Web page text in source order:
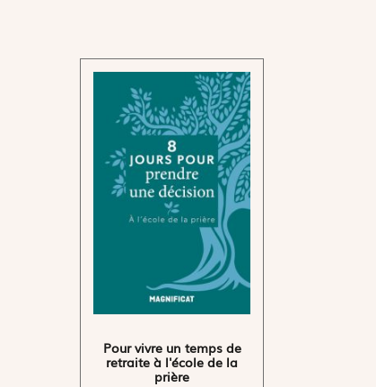
Pour vivre un temps de
retraite à l'école de la
prière